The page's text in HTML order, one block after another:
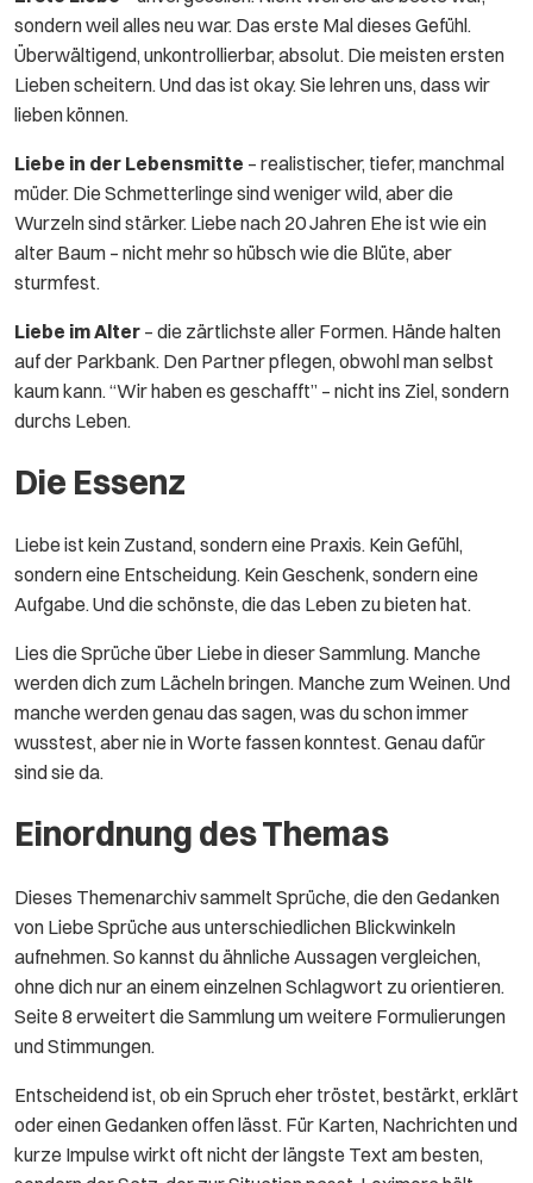
sondern weil alles neu war. Das erste Mal dieses Gefühl.
Überwältigend, unkontrollierbar, absolut. Die meisten ersten
Lieben scheitern. Und das ist okay. Sie lehren uns, dass wir
lieben können.
Liebe in der Lebensmitte – realistischer, tiefer, manchmal
müder. Die Schmetterlinge sind weniger wild, aber die
Wurzeln sind stärker. Liebe nach 20 Jahren Ehe ist wie ein
alter Baum – nicht mehr so hübsch wie die Blüte, aber
sturmfest.
Liebe im Alter – die zärtlichste aller Formen. Hände halten
auf der Parkbank. Den Partner pflegen, obwohl man selbst
kaum kann. “Wir haben es geschafft” – nicht ins Ziel, sondern
durchs Leben.
Die Essenz
Liebe ist kein Zustand, sondern eine Praxis. Kein Gefühl,
sondern eine Entscheidung. Kein Geschenk, sondern eine
Aufgabe. Und die schönste, die das Leben zu bieten hat.
Lies die Sprüche über Liebe in dieser Sammlung. Manche
werden dich zum Lächeln bringen. Manche zum Weinen. Und
manche werden genau das sagen, was du schon immer
wusstest, aber nie in Worte fassen konntest. Genau dafür
sind sie da.
Einordnung des Themas
Dieses Themenarchiv sammelt Sprüche, die den Gedanken
von Liebe Sprüche aus unterschiedlichen Blickwinkeln
aufnehmen. So kannst du ähnliche Aussagen vergleichen,
ohne dich nur an einem einzelnen Schlagwort zu orientieren.
Seite 8 erweitert die Sammlung um weitere Formulierungen
und Stimmungen.
Entscheidend ist, ob ein Spruch eher tröstet, bestärkt, erklärt
oder einen Gedanken offen lässt. Für Karten, Nachrichten und
kurze Impulse wirkt oft nicht der längste Text am besten,